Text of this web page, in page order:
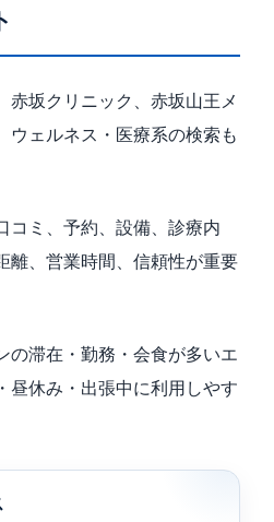
赤坂クリニック、赤坂山王メ
ウェルネス・医療系の検索も
コミ、予約、設備、診療内
離、営業時間、信頼性が重要
の滞在・勤務・会食が多いエ
昼休み・出張中に利用しやす